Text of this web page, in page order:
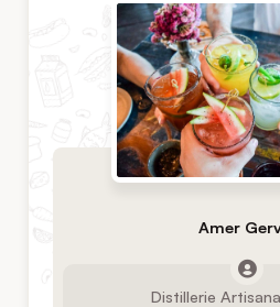
Amer
Distillerie